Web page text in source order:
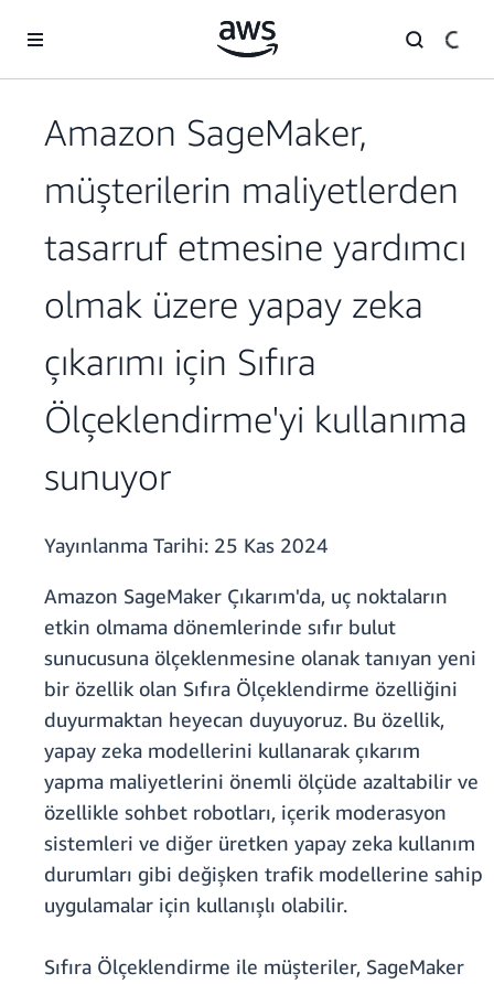
Amazon SageMaker,
müşterilerin maliyetlerden
tasarruf etmesine yardımcı
olmak üzere yapay zeka
çıkarımı için Sıfıra
Ölçeklendirme'yi kullanıma
sunuyor
Yayınlanma Tarihi: 25 Kas 2024
Amazon SageMaker Çıkarım'da, uç noktaların
etkin olmama dönemlerinde sıfır bulut
sunucusuna ölçeklenmesine olanak tanıyan yeni
bir özellik olan Sıfıra Ölçeklendirme özelliğini
duyurmaktan heyecan duyuyoruz. Bu özellik,
yapay zeka modellerini kullanarak çıkarım
yapma maliyetlerini önemli ölçüde azaltabilir ve
özellikle sohbet robotları, içerik moderasyon
sistemleri ve diğer üretken yapay zeka kullanım
durumları gibi değişken trafik modellerine sahip
uygulamalar için kullanışlı olabilir.
Sıfıra Ölçeklendirme ile müşteriler, SageMaker